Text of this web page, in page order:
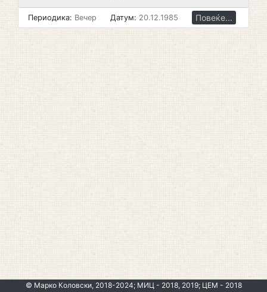
Периодика: Вечер Датум: 20.12.1985 Повеќе...
© Марко Коловски, 2018-2024; МИЦ - 2018, 2019; ЦЕМ - 2018